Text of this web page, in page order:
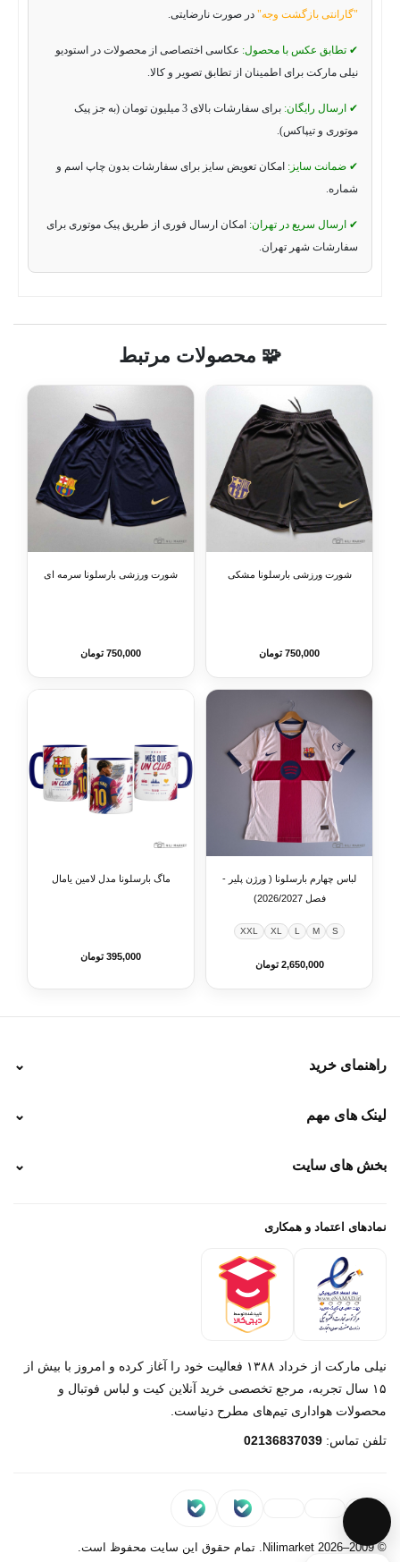
"گارانتی بازگشت وجه" در صورت نارضایتی.
✔ تطابق عکس با محصول: عکاسی اختصاصی از محصولات در استودیو
نیلی مارکت برای اطمینان از تطابق تصویر و کالا.
✔ ارسال رایگان:
برای سفارشات بالای 3 میلیون تومان (به جز پیک
موتوری و تیپاکس).
✔ ضمانت سایز: امکان تعویض سایز برای سفارشات بدون چاپ اسم و
شماره.
✔ ارسال سریع در تهران: امکان ارسال فوری از طریق پیک موتوری برای
سفارشات شهر تهران.
🧩 محصولات مرتبط
شورت ورزشی بارسلونا مشکی
750,000 تومان
شورت ورزشی بارسلونا سرمه ای
750,000 تومان
لباس چهارم بارسلونا ( ورژن پلیر -
فصل 2026/2027)
S
M
L
XL
XXL
2,650,000 تومان
ماگ بارسلونا مدل لامین یامال
395,000 تومان
راهنمای خرید ⌄
نحوه پرداخت
راهنمای سفارش
لینک های مهم ⌄
رهگیری تیپاکس
خرید لباس جدید بارسلونا 2025/2026
بخش های سایت ⌄
پرداخت باز
تماس با ما
نمادهای اعتماد و همکاری
نیلی مارکت از خرداد ۱۳۸۸ فعالیت خود را آغاز کرده و امروز با بیش از
۱۵ سال تجربه، مرجع تخصصی خرید آنلاین کیت و لباس فوتبال و
محصولات هواداری تیم‌های مطرح دنیاست.
تلفن تماس: 02136837039
© 2009–2026 Nilimarket. تمام حقوق این سایت محفوظ است.
پشتیبانی روبیکا‌
پشتیبانی بله